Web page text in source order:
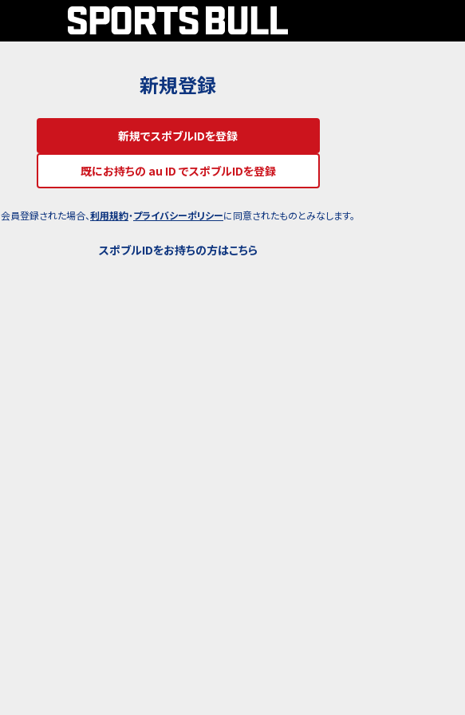
新規登録
新規でスポブルIDを登録
既にお持ちの au ID でスポブルIDを登録
会員登録された場合、利用規約・プライバシーポリシーに同意されたものとみなします。
スポブルIDをお持ちの方はこちら